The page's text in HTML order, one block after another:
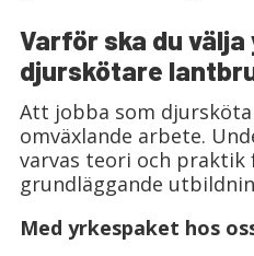
Varför ska du
djurskötare
Att jobba som
omväxlande arbete.
varvas teori och
grundläggande
Med yrkespaket hos